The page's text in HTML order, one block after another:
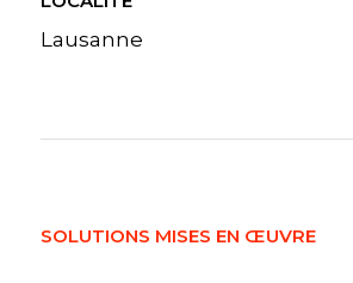
Lausanne
SOLUTIONS MISES EN ŒUVRE